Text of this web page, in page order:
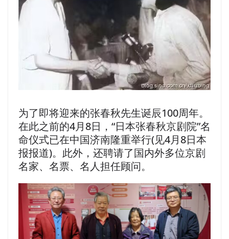
为了即将迎来的张春秋先生诞辰100周年。
在此之前的4月8日，“日本张春秋京剧院”名
命仪式已在中国济南隆重举行(见4月8日本
报报道)。此外，还聘请了国内外多位京剧
名家、名票、名人担任顾问。